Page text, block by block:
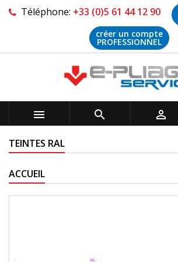
Téléphone: +33 (0)5 61 44 12 90
créer un compte
PROFESSIONNEL
  
TEINTES RAL
ACCUEIL